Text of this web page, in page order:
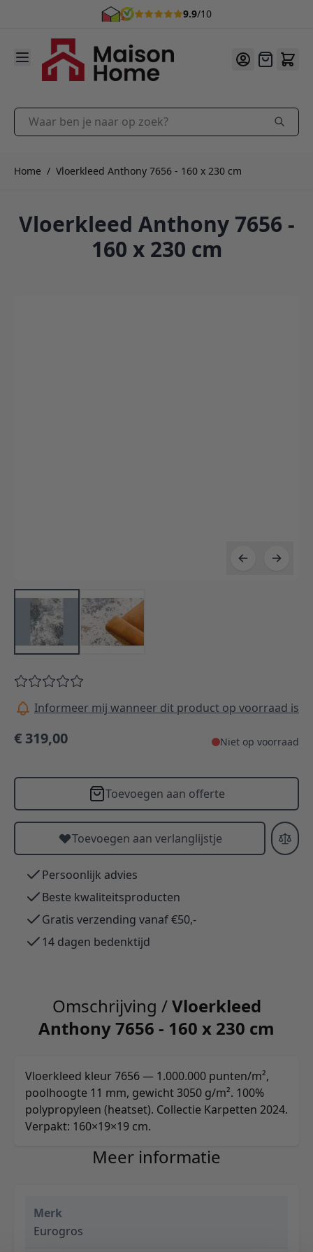
9.9/10
Ga naar de inhoud
Offerte
Waar ben je naar op zoek?
Home / Vloerkleed Anthony 7656 - 160 x 230 cm
Vloerkleed Anthony 7656 -
160 x 230 cm
Informeer mij wanneer dit product op voorraad is
€ 319,00 Niet op voorraad
Toevoegen aan offerte
Toevoegen aan verlanglijstje
Persoonlijk advies
Beste kwaliteitsproducten
Gratis verzending vanaf €50,-
14 dagen bedenktijd
Omschrijving /Vloerkleed
Anthony 7656 - 160 x 230 cm
Vloerkleed kleur 7656 — 1.000.000 punten/m²,
poolhoogte 11 mm, gewicht 3050 g/m². 100%
polypropyleen (heatset). Collectie Karpetten 2024.
Verpakt: 160×19×19 cm.
Meer informatie
Merk
Eurogros